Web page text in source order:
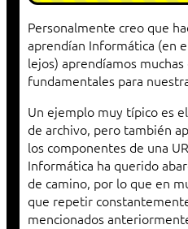
Personalmente creo que
aprendían Informática (en
lejos) aprendíamos
fundamentales para
Un ejemplo muy típico es
de archivo, pero también
los componentes de una
Informática ha querido
de camino, por lo que en
que repetir
mencionados